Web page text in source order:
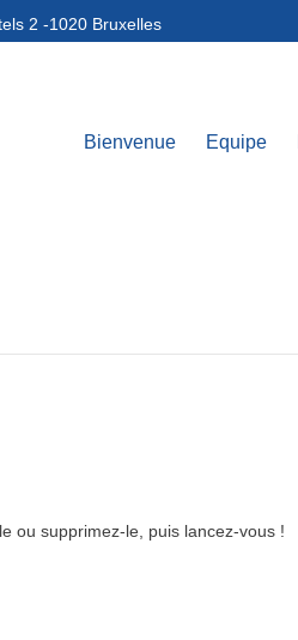
2 -1020 Bruxelles
Bienvenue Equipe
ou supprimez-le, puis lancez-vous !